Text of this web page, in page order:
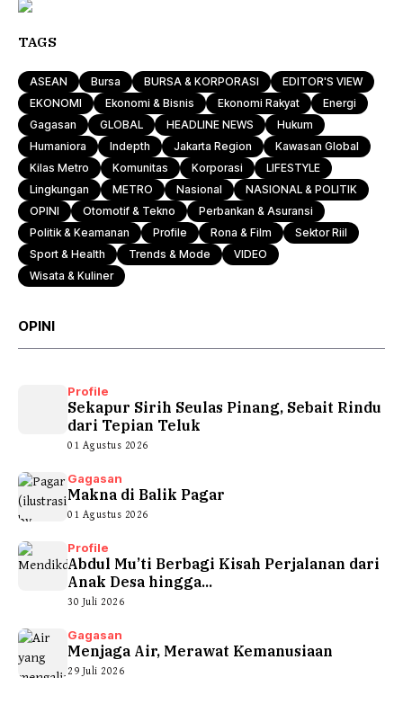
TAGS
ASEAN Bursa BURSA & KORPORASI
EDITOR'S VIEW
EKONOMI
Ekonomi & Bisnis Ekonomi Rakyat
Energi
Gagasan
GLOBAL HEADLINE NEWS
Hukum
Humaniora
Indepth Jakarta Region
Kawasan Global
Kilas Metro
Komunitas Korporasi
LIFESTYLE
Lingkungan
METRO Nasional
NASIONAL & POLITIK
OPINI
Otomotif & Tekno
Perbankan & Asuransi
Politik & Keamanan
Profile Rona & Film
Sektor Riil
Sport & Health
Trends & Mode
VIDEO
Wisata & Kuliner
OPINI
Profile
Sekapur Sirih Seulas Pinang, Sebait Rindu
dari Tepian Teluk
01 Agustus 2026
Gagasan
Makna di Balik Pagar
01 Agustus 2026
Profile
Abdul Mu’ti Berbagi Kisah Perjalanan dari
Anak Desa hingga...
30 Juli 2026
Gagasan
Menjaga Air, Merawat Kemanusiaan
29 Juli 2026